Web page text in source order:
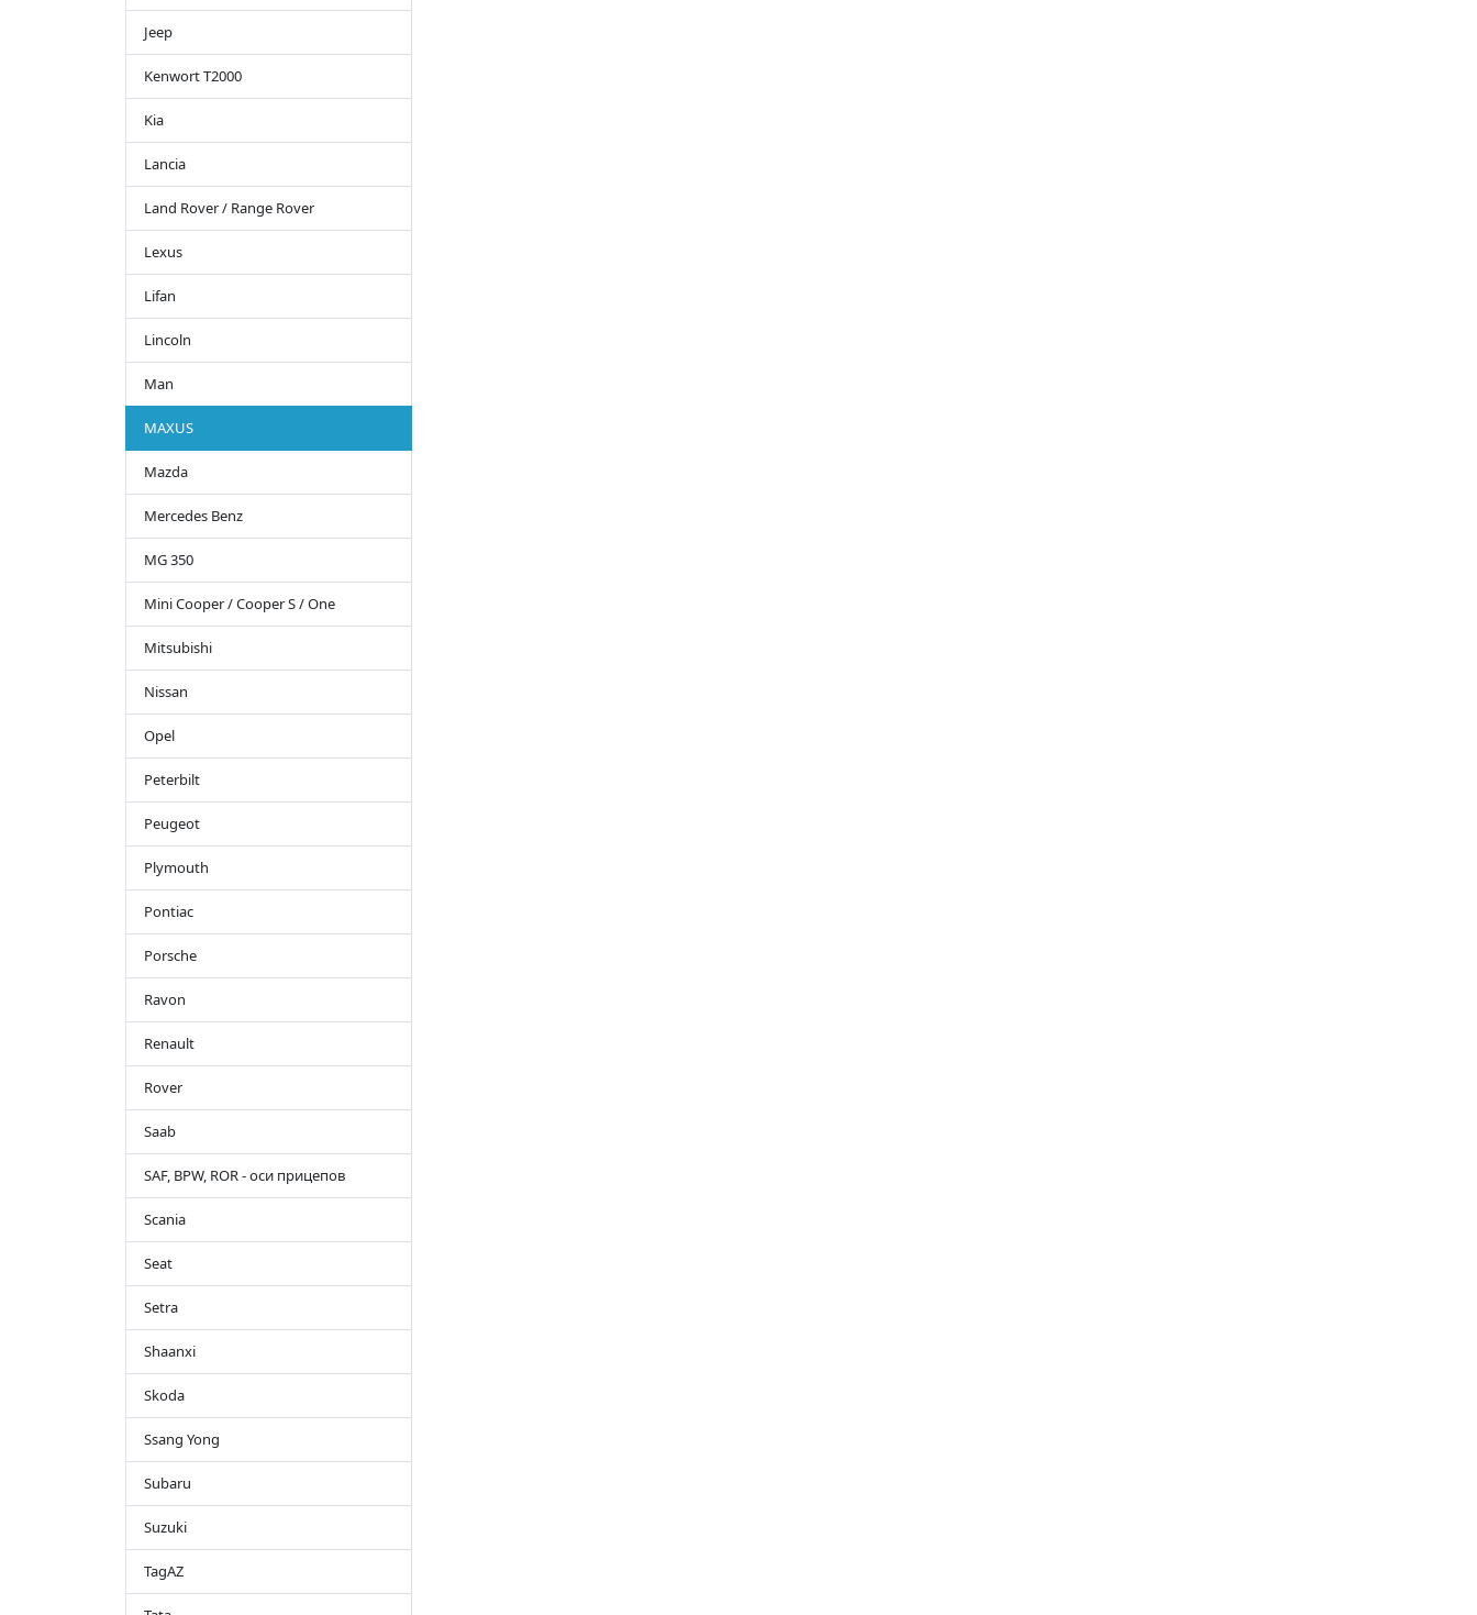
Jeep
Kenwort T2000
Kia
Lancia
Land Rover / Range Rover
Lexus
Lifan
Lincoln
Man
MAXUS
Mazda
Mercedes Benz
MG 350
Mini Cooper / Cooper S / One
Mitsubishi
Nissan
Opel
Peterbilt
Peugeot
Plymouth
Pontiac
Porsche
Ravon
Renault
Rover
Saab
SAF, BPW, ROR - оси прицепов
Scania
Seat
Setra
Shaanxi
Skoda
Ssang Yong
Subaru
Suzuki
TagAZ